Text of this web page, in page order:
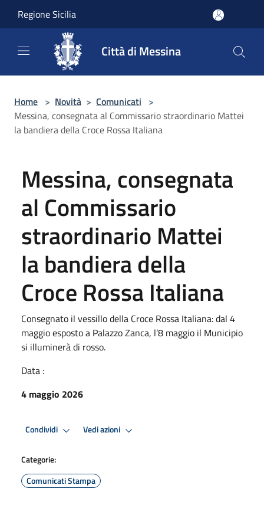
Regione Sicilia
Città di Messina
Home > Novità > Comunicati >
Messina, consegnata al Commissario straordinario Mattei
la bandiera della Croce Rossa Italiana
Messina, consegnata
al Commissario
straordinario Mattei
la bandiera della
Croce Rossa Italiana
Consegnato il vessillo della Croce Rossa Italiana: dal 4
maggio esposto a Palazzo Zanca, l’8 maggio il Municipio
si illuminerà di rosso.
Data :
4 maggio 2026
Condividi Vedi azioni
Categorie:
Comunicati Stampa